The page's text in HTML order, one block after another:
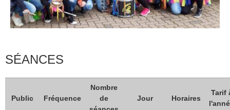
SÉANCES
Public Fréquence
Nombre
de
Jour Horaires
Tarif